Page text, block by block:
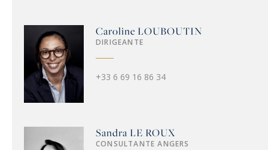
Caroline LOUBOUTIN
DIRIGEANTE
+33 6 69 16 86 34
Sandra LE ROUX
CONSULTANTE ANGERS